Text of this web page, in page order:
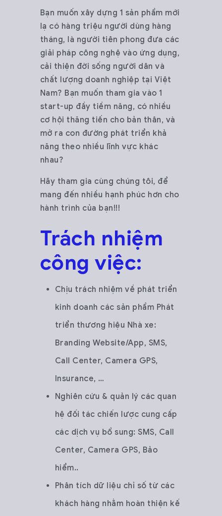
Bạn muốn xây dựng 1 sản phẩm mới
lạ có hàng triệu người dùng hàng
tháng, là người tiên phong đưa các
giải pháp công nghệ vào ứng dụng,
cải thiện đời sống người dân và
chất lượng doanh nghiệp tại Việt
Nam? Bạn muốn tham gia vào 1
start-up đầy tiềm năng, có nhiều
cơ hội thăng tiến cho bản thân, và
mở ra con đường phát triển khả
năng theo nhiều lĩnh vực khác
nhau?
Hãy tham gia cùng chúng tôi, để
mang đến nhiều hạnh phúc hơn cho
hành trình của bạn!!!
Trách nhiệm
công việc:
Chịu trách nhiệm về phát triển
kinh doanh các sản phẩm Phát
triển thương hiệu Nhà xe:
Branding Website/App, SMS,
Call Center, Camera GPS,
Insurance, …
Nghiên cứu & quản lý các quan
hệ đối tác chiến lược cung cấp
các dịch vụ bổ sung: SMS, Call
Center, Camera GPS, Bảo
hiểm..
Phân tích dữ liệu chỉ số từ các
khách hàng nhằm hoàn thiện kế